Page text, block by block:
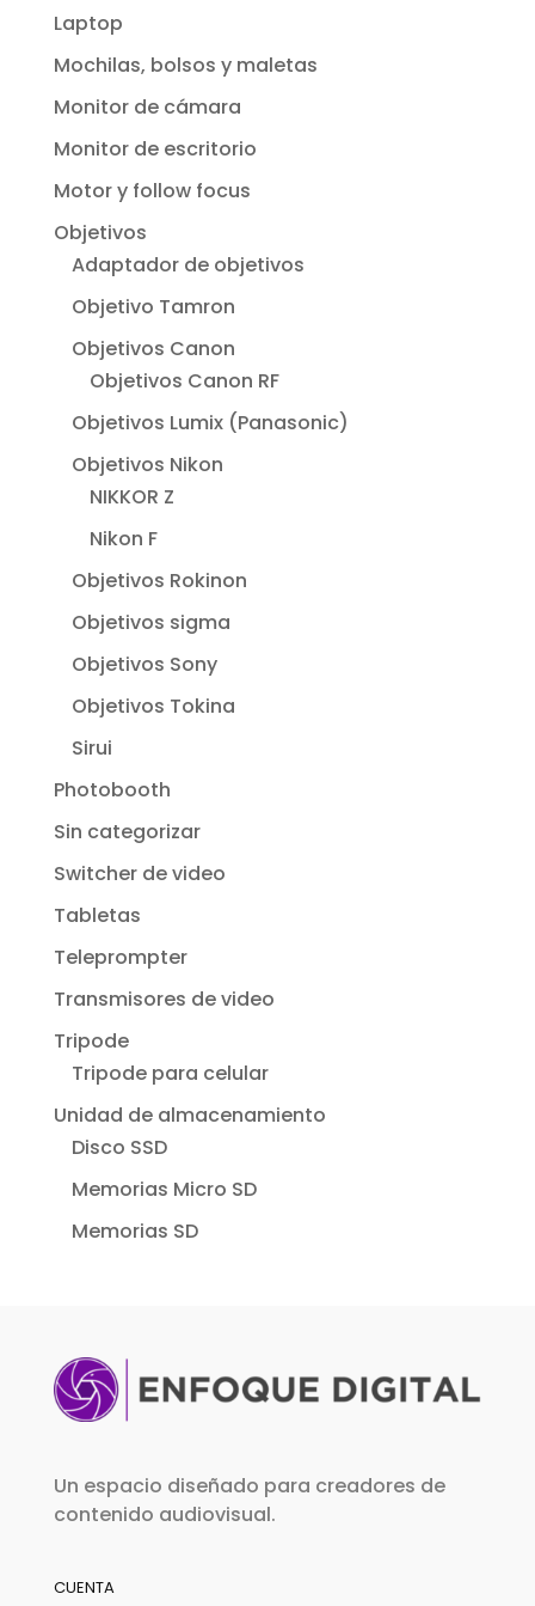
Laptop
Mochilas, bolsos y maletas
Monitor de cámara
Monitor de escritorio
Motor y follow focus
Objetivos
Adaptador de objetivos
Objetivo Tamron
Objetivos Canon
Objetivos Canon RF
Objetivos Lumix (Panasonic)
Objetivos Nikon
NIKKOR Z
Nikon F
Objetivos Rokinon
Objetivos sigma
Objetivos Sony
Objetivos Tokina
Sirui
Photobooth
Sin categorizar
Switcher de video
Tabletas
Teleprompter
Transmisores de video
Tripode
Tripode para celular
Unidad de almacenamiento
Disco SSD
Memorias Micro SD
Memorias SD
Un espacio diseñado para creadores de
contenido audiovisual.
CUENTA